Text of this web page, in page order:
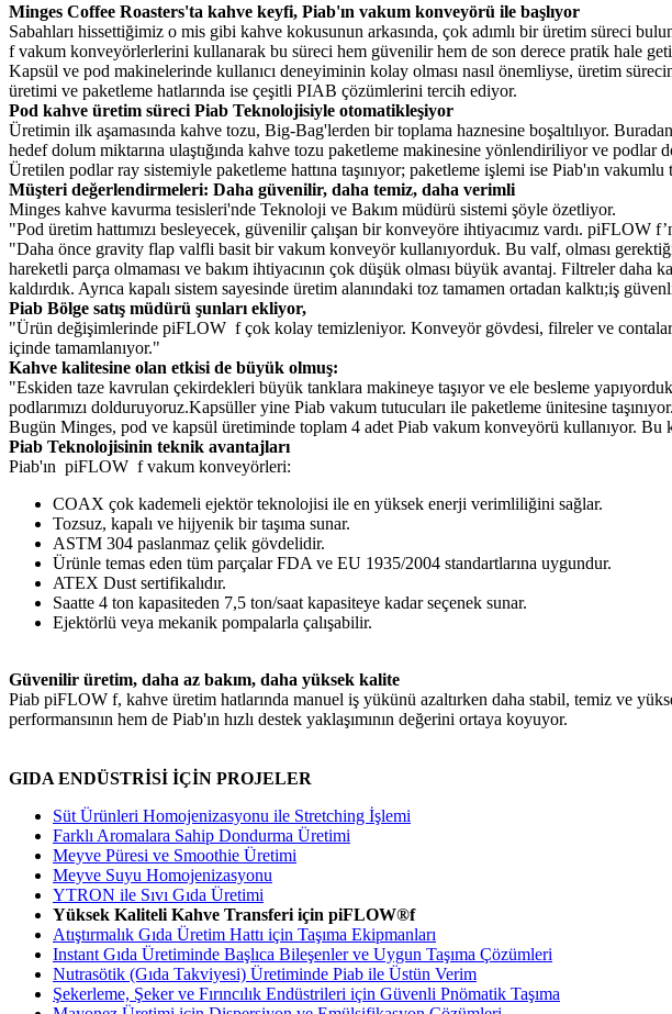
Minges Coffee Roasters'ta kahve keyfi, Piab'ın vakum konveyörü ile başlıyor
Sabahları hissettiğimiz o mis gibi kahve kokusunun arkasında, çok adımlı bir üretim süreci
f vakum konveyörlerlerini kullanarak bu süreci hem güvenilir hem de son derece pratik hale
Kapsül ve pod makinelerinde kullanıcı deneyiminin kolay olması nasıl önemliyse, üretim
üretimi ve paketleme hatlarında ise çeşitli PIAB çözümlerini tercih ediyor.
Pod kahve üretim süreci Piab Teknolojisiyle otomatikleşiyor
Üretimin ilk aşamasında kahve tozu, Big-Bag'lerden bir toplama haznesine boşaltılıyor.
hedef dolum miktarına ulaştığında kahve tozu paketleme makinesine yönlendiriliyor ve podlar
Üretilen podlar ray sistemiyle paketleme hattına taşınıyor; paketleme işlemi ise Piab'ın
Müşteri değerlendirmeleri: Daha güvenilir, daha temiz, daha verimli
Minges kahve kavurma tesisleri'nde Teknoloji ve Bakım müdürü sistemi şöyle özetliyor.
"Pod üretim hattımızı besleyecek, güvenilir çalışan bir konveyöre ihtiyacımız vardı. piFLOW
"Daha önce gravity flap valfli basit bir vakum konveyör kullanıyorduk. Bu valf, olması
hareketli parça olmaması ve bakım ihtiyacının çok düşük olması büyük avantaj. Filtreler
kaldırdık. Ayrıca kapalı sistem sayesinde üretim alanındaki toz tamamen ortadan kalktı;iş
Piab Bölge satış müdürü şunları ekliyor,
"Ürün değişimlerinde piFLOW f çok kolay temizleniyor. Konveyör gövdesi, filreler ve
içinde tamamlanıyor."
Kahve kalitesine olan etkisi de büyük olmuş:
"Eskiden taze kavrulan çekirdekleri büyük tanklara makineye taşıyor ve ele besleme
podlarımızı dolduruyoruz.Kapsüller yine Piab vakum tutucuları ile paketleme ünitesine
Bugün Minges, pod ve kapsül üretiminde toplam 4 adet Piab vakum konveyörü kullanıyor. Bu
Piab Teknolojisinin teknik avantajları
Piab'ın piFLOW f vakum konveyörleri:
COAX çok kademeli ejektör teknolojisi ile en yüksek enerji verimliliğini sağlar.
Tozsuz, kapalı ve hijyenik bir taşıma sunar.
ASTM 304 paslanmaz çelik gövdelidir.
Ürünle temas eden tüm parçalar FDA ve EU 1935/2004 standartlarına uygundur.
ATEX Dust sertifikalıdır.
Saatte 4 ton kapasiteden 7,5 ton/saat kapasiteye kadar seçenek sunar.
Ejektörlü veya mekanik pompalarla çalışabilir.
Güvenilir üretim, daha az bakım, daha yüksek kalite
Piab piFLOW f, kahve üretim hatlarında manuel iş yükünü azaltırken daha stabil, temiz ve
performansının hem de Piab'ın hızlı destek yaklaşımının değerini ortaya koyuyor.
GIDA ENDÜSTRİSİ İÇİN PROJELER
Süt Ürünleri Homojenizasyonu ile Stretching İşlemi
Farklı Aromalara Sahip Dondurma Üretimi
Meyve Püresi ve Smoothie Üretimi
Meyve Suyu Homojenizasyonu
YTRON ile Sıvı Gıda Üretimi
Yüksek Kaliteli Kahve Transferi için piFLOW®f
Atıştırmalık Gıda Üretim Hattı için Taşıma Ekipmanları
Instant Gıda Üretiminde Başlıca Bileşenler ve Uygun Taşıma Çözümleri
Nutrasötik (Gıda Takviyesi) Üretiminde Piab ile Üstün Verim
Şekerleme, Şeker ve Fırıncılık Endüstrileri için Güvenli Pnömatik Taşıma